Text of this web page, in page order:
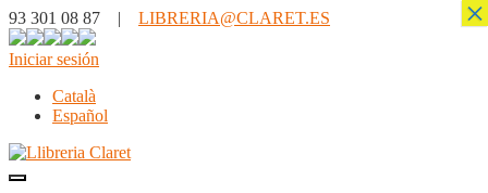
93 301 08 87 | LIBRERIA@CLARET.ES
Iniciar sesión
Català
Español
×